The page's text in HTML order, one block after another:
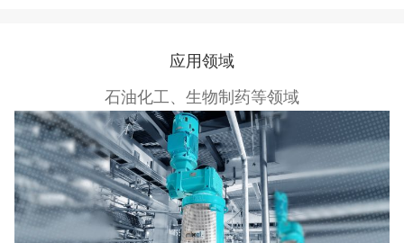
应用领域
石油化工、生物制药等领域